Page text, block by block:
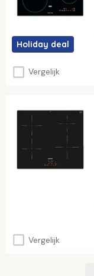
Holiday deal
Vergelijk
Vergelijk